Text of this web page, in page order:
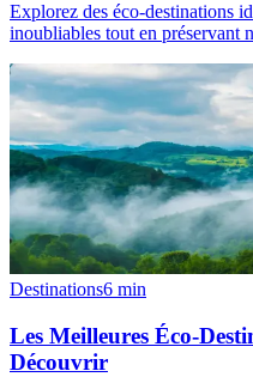
Explorez des éco-destinations
inoubliables tout en préservant
Destinations6 min
Les Meilleures Éco-
Découvrir